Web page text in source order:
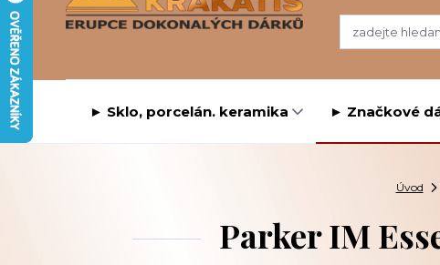
► Sklo, porcelán. keramika ► Značkové
Úvod
Parker IM